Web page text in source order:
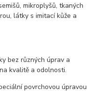
mikroplyšů, tkaných
látky s imitací kůže a
bez různých úprav a
kvalitě a odolnosti.
povrchovou úpravou